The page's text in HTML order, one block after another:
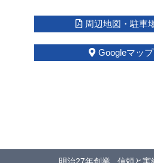
周辺地図・駐車
Googleマップ